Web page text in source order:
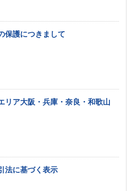
保護につきまして
リア大阪・兵庫・奈良・和歌山
法に基づく表示